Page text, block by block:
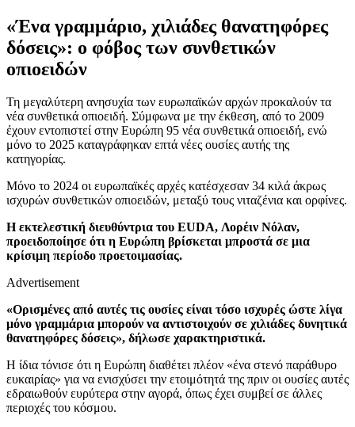
«Ένα γραμμάριο, χιλιάδες θανατηφόρες
δόσεις»: ο φόβος των συνθετικών
οπιοειδών
Τη μεγαλύτερη ανησυχία των ευρωπαϊκών αρχών προκαλούν τα
νέα συνθετικά οπιοειδή. Σύμφωνα με την έκθεση, από το 2009
έχουν εντοπιστεί στην Ευρώπη 95 νέα συνθετικά οπιοειδή, ενώ
μόνο το 2025 καταγράφηκαν επτά νέες ουσίες αυτής της
κατηγορίας.
Μόνο το 2024 οι ευρωπαϊκές αρχές κατέσχεσαν 34 κιλά άκρως
ισχυρών συνθετικών οπιοειδών, μεταξύ τους νιταζένια και ορφίνες.
Η εκτελεστική διευθύντρια του EUDA, Λορέιν Νόλαν,
προειδοποίησε ότι η Ευρώπη βρίσκεται μπροστά σε μια
κρίσιμη περίοδο προετοιμασίας.
Advertisement
«Ορισμένες από αυτές τις ουσίες είναι τόσο ισχυρές ώστε λίγα
μόνο γραμμάρια μπορούν να αντιστοιχούν σε χιλιάδες δυνητικά
θανατηφόρες δόσεις», δήλωσε χαρακτηριστικά.
Η ίδια τόνισε ότι η Ευρώπη διαθέτει πλέον «ένα στενό παράθυρο
ευκαιρίας» για να ενισχύσει την ετοιμότητά της πριν οι ουσίες αυτές
εδραιωθούν ευρύτερα στην αγορά, όπως έχει συμβεί σε άλλες
περιοχές του κόσμου.